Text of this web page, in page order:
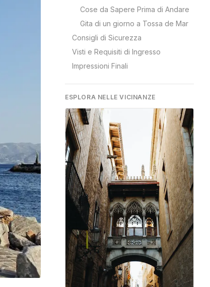
Cose da Sapere Prima di Andare
Gita di un giorno a Tossa de Mar
Consigli di Sicurezza
Visti e Requisiti di Ingresso
Impressioni Finali
ESPLORA NELLE VICINANZE